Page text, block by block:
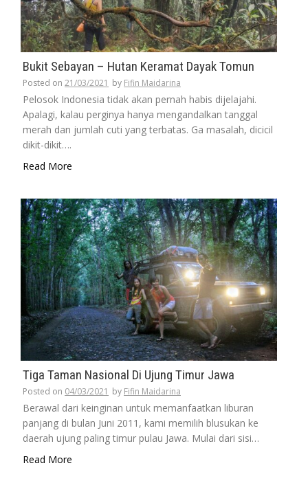
Bukit Sebayan – Hutan Keramat Dayak Tomun
Posted on 21/03/2021 by Fifin Maidarina
Pelosok Indonesia tidak akan pernah habis dijelajahi.
Apalagi, kalau perginya hanya mengandalkan tanggal
merah dan jumlah cuti yang terbatas. Ga masalah, dicicil
dikit-dikit….
Read More
Tiga Taman Nasional Di Ujung Timur Jawa
Posted on 04/03/2021 by Fifin Maidarina
Berawal dari keinginan untuk memanfaatkan liburan
panjang di bulan Juni 2011, kami memilih blusukan ke
daerah ujung paling timur pulau Jawa. Mulai dari sisi…
Read More